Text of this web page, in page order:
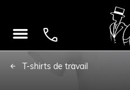
 
T-shirts de travail